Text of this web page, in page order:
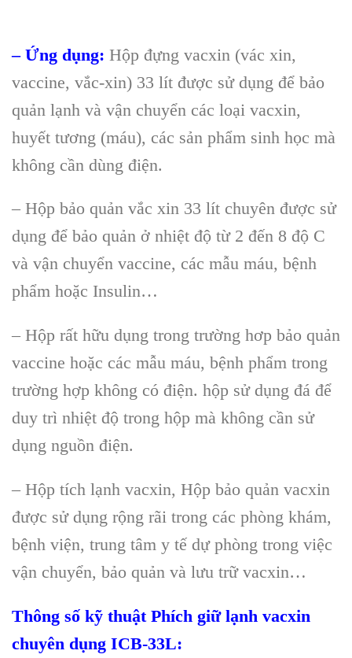
– Ứng dụng: Hộp đựng vacxin (vác xin,
vaccine, vắc-xin) 33 lít được sử dụng để bảo
quản lạnh và vận chuyển các loại vacxin,
huyết tương (máu), các sản phẩm sinh học mà
không cần dùng điện.
– Hộp bảo quản vắc xin 33 lít chuyên được sử
dụng để bảo quản ở nhiệt độ từ 2 đến 8 độ C
và vận chuyển vaccine, các mẫu máu, bệnh
phẩm hoặc Insulin…
– Hộp rất hữu dụng trong trường hơp bảo quản
vaccine hoặc các mẫu máu, bệnh phẩm trong
trường hợp không có điện. hộp sử dụng đá để
duy trì nhiệt độ trong hộp mà không cần sử
dụng nguồn điện.
– Hộp tích lạnh vacxin, Hộp bảo quản vacxin
được sử dụng rộng rãi trong các phòng khám,
bệnh viện, trung tâm y tế dự phòng trong việc
vận chuyển, bảo quản và lưu trữ vacxin…
Thông số kỹ thuật Phích giữ lạnh vacxin
chuyên dụng ICB-33L: